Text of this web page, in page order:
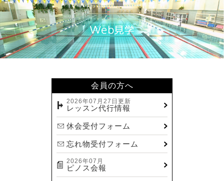
2024.06(29)
2024.05(22)
2024.04(20)
2024.03(16)
会員の方へ
2026年07月27日更新
レッスン代行情報
休会受付フォーム
忘れ物受付フォーム
2026年07月
ピノス会報